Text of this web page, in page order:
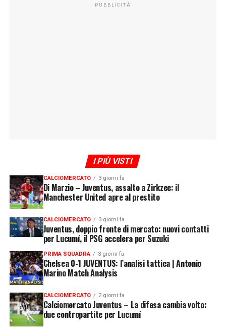
PUBBLICITÀ
I PIÙ VISTI
CALCIOMERCATO 3 giorni fa
Di Marzio – Juventus, assalto a Zirkzee: il
Manchester United apre al prestito
CALCIOMERCATO 3 giorni fa
Juventus, doppio fronte di mercato: nuovi contatti
per Lucumí, il PSG accelera per Suzuki
PRIMA SQUADRA 3 giorni fa
Chelsea 0-1 JUVENTUS: l’analisi tattica | Antonio
Marino Match Analysis
CALCIOMERCATO 2 giorni fa
Calciomercato Juventus – La difesa cambia volto:
due contropartite per Lucumí